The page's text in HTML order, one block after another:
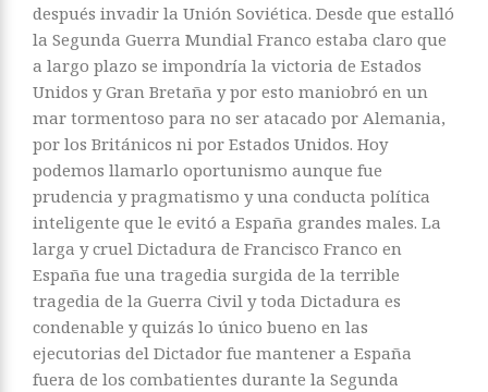
después invadir la Unión Soviética. Desde que estalló
la Segunda Guerra Mundial Franco estaba claro que
a largo plazo se impondría la victoria de Estados
Unidos y Gran Bretaña y por esto maniobró en un
mar tormentoso para no ser atacado por Alemania,
por los Británicos ni por Estados Unidos. Hoy
podemos llamarlo oportunismo aunque fue
prudencia y pragmatismo y una conducta política
inteligente que le evitó a España grandes males. La
larga y cruel Dictadura de Francisco Franco en
España fue una tragedia surgida de la terrible
tragedia de la Guerra Civil y toda Dictadura es
condenable y quizás lo único bueno en las
ejecutorias del Dictador fue mantener a España
fuera de los combatientes durante la Segunda